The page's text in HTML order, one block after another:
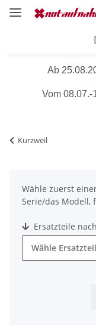
Ab
Vom 08.07.-
Kurzweil
Wähle zuerst
Serie/das Modell,
Ersatzteile
Wähle